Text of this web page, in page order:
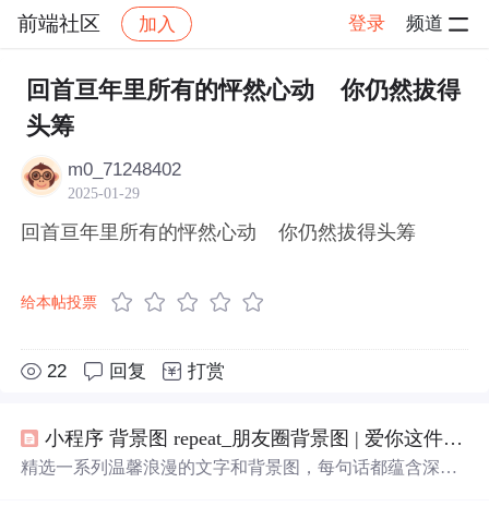
前端社区 加入 登录 频道
社区 前端社区 感慨 帖子详情
回首亘年里所有的怦然心动 你仍然拔得
头筹
m0_71248402
2025-01-29
回首亘年里所有的怦然心动 你仍然拔得头筹
给本帖投票
22 回复 打赏
小程序 背景图 repeat_朋友圈背景图 | 爱你这件事，没有解药
精选一系列温馨浪漫的文字和背景图，每句话都蕴含深